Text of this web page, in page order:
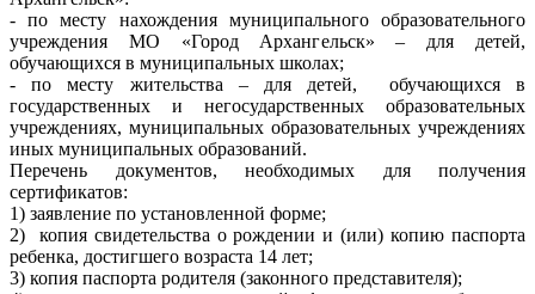
- по месту нахождения муниципального образовательного
учреждения МО «Город Архангельск» – для детей,
обучающихся в муниципальных школах;
- по месту жительства – для детей, обучающихся в
государственных и негосударственных образовательных
учреждениях, муниципальных образовательных учреждениях
иных муниципальных образований.
Перечень документов, необходимых для получения
сертификатов:
1) заявление по установленной форме;
2) копия свидетельства о рождении и (или) копию паспорта
ребенка, достигшего возраста 14 лет;
3) копия паспорта родителя (законного представителя);